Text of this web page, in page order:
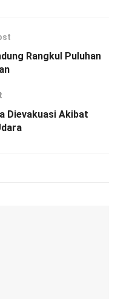
Rangkul Puluhan
Dievakuasi Akibat